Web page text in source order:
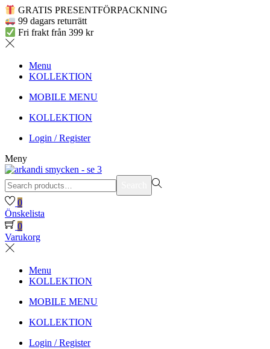
GRATIS PRESENTFÖRPACKNING
99 dagars returrätt
Fri frakt från 399 kr
Menu
KOLLEKTION
MOBILE MENU
KOLLEKTION
Login / Register
Meny
Search
for:>
0
Önskelista
0
Varukorg
Menu
KOLLEKTION
MOBILE MENU
KOLLEKTION
Login / Register